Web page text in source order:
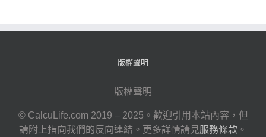
版權聲明
版權聲明
© CalcuLife.com 2019 – 2025。歡迎引用本站內容，但
請附上指向我們的反向連結。更多詳情請見服務條款 。